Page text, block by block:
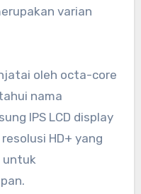
varian
oleh octa-core
nama
IPS LCD display
HD+ yang
untuk